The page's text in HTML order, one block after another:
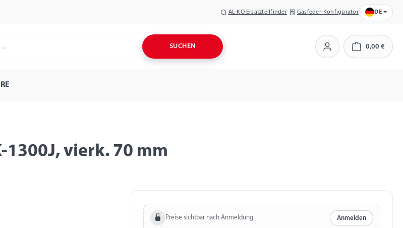
AL-KO Ersatzteilfinder Gasfeder-Konfigurator DE
SUCHEN 0,00 €
1300J, vierk. 70 mm
Preise sichtbar nach Anmeldung Anmelden